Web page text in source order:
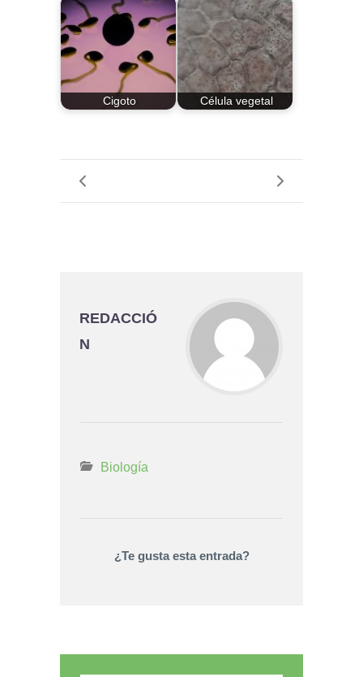
Cigoto Célula vegetal
REDACCIÓ
N
Biología
¿Te gusta esta entrada?